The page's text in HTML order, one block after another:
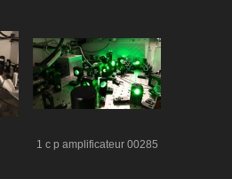
1 c p amplificateur 00285